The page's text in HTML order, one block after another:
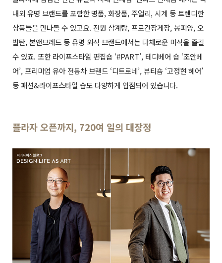
내외 유명 브랜드를 포함한 명품, 화장품, 주얼리, 시계 등 트렌디한
상품들을 만나볼 수 있고요. 전원 삼계탕, 프로간장게장, 봉피양, 오
발탄, 본앤브레드 등 유명 외식 브랜드에서는 다채로운 미식을 즐길
수 있죠. 또한 라이프스타일 편집숍 ‘#PART’, 테디베어 숍 ‘조안베
어’, 프리미엄 유아 전동차 브랜드 ‘디트로네’, 뷰티숍 ‘고정현 헤어’
등 패션&라이프스타일 숍도 다양하게 입점되어 있습니다.
플라자 오픈까지, 720여 일의 대장정